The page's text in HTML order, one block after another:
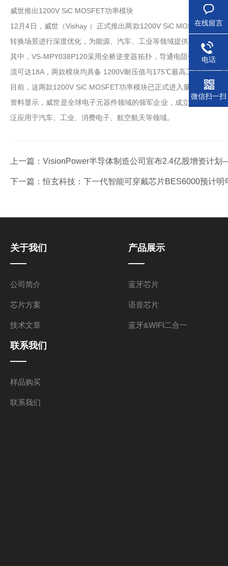
威世推出1200V SiC MOSFET功率模块
12月4日，威世（Vishay ）正式推出两款1200V SiC MOSFET功
转换场景进行深度优化，为能源、汽车、工业等领域提供高效可靠的
其中，VS-MPY038P120采用全桥逆变器拓扑，导通电阻低至
流可达18A，两款模块均具备 1200V耐压值与175℃最高工作结温，
目前，这两款1200V SiC MOSFET功率模块已正式进入量产阶段，
资料显示，威世是全球电子元器件领域的领军企业，成立于1962年
泛应用于汽车、工业、消费电子、航空航天等领域。
上一篇： VisionPower半导体制造公司宣布2.4亿股增资计划
下一篇：恒玄科技：下一代智能可穿戴芯片BES6000预计
关于我们
公司简介
芯片方案
技术文章
产品展示
蓝牙芯片
语音芯片
蓝牙&WIFI二合一
联系我们
样品购买
联系我们
在线留言
电话
微信扫一扫